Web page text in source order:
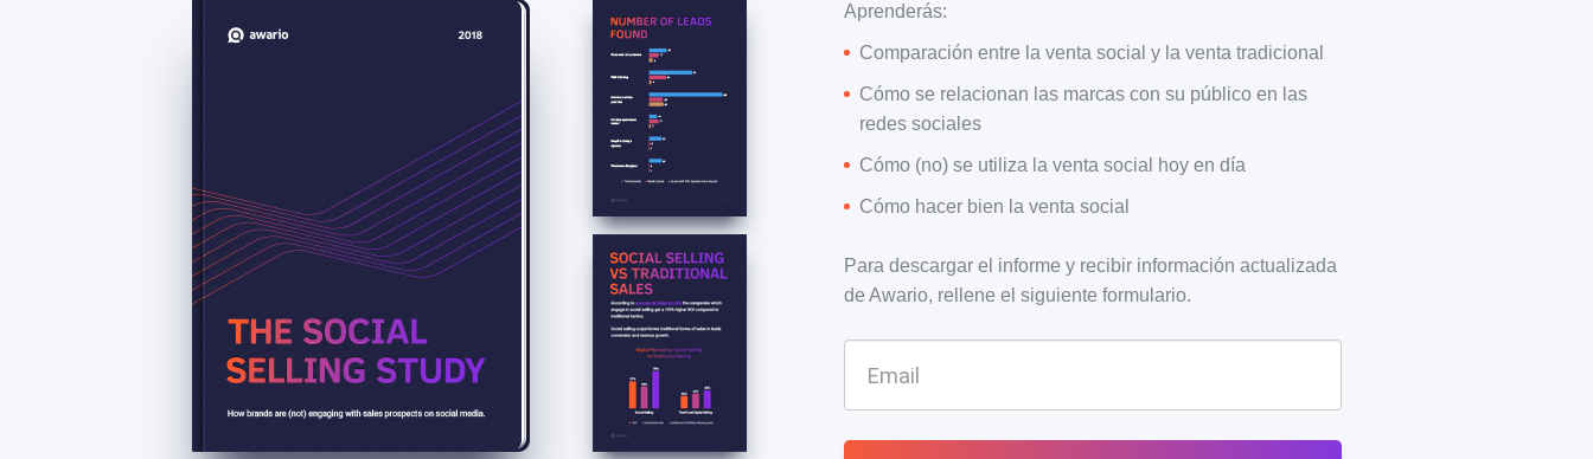
Aprenderás:
Comparación entre la venta social y la venta tradicional
Cómo se relacionan las marcas con su público en las
redes sociales
Cómo (no) se utiliza la venta social hoy en día
Cómo hacer bien la venta social
Para descargar el informe y recibir información actualizada
de Awario, rellene el siguiente formulario.